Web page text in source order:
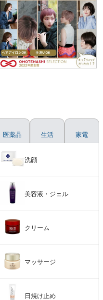
洗顔
美容液・ジェル
クリーム
マッサージ
日焼け止め
医薬品 生活 家電